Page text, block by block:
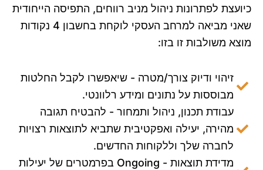
כיועצת לפתרונות ניהול מניב רווחים, התפיסה הייחודית
שאני מביאה למרחב העסקי לוקחת בחשבון 4 נקודות
מוצא משולבות זו בזו:
זיהוי ודיוק צורך/מטרה - שיאפשרו לקבל החלטות
מבוססות על נתונים ומידע רלוונטי.
עבודת תכנון, ניהול ותמחור - להבטיח תגובה
מהירה, יעילה ואפקטיבית שתביא לתוצאות רצויות
לחברה שלך וללקוחות החדשים.
מדידת תוצאות - Ongoing בפרמטרים של יעילות